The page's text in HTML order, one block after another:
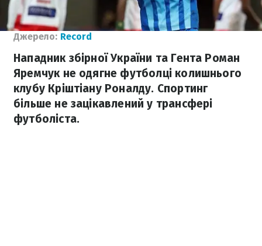
Джерело: Record
Нападник збірної України та Гента Роман
Яремчук не одягне футболці колишнього
клубу Кріштіану Роналду. Спортинг
більше не зацікавлений у трансфері
футболіста.